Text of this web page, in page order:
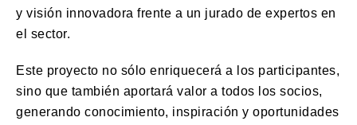
y visión innovadora frente a un jurado de expertos en
el sector.
Este proyecto no sólo enriquecerá a los participantes,
sino que también aportará valor a todos los socios,
generando conocimiento, inspiración y oportunidades